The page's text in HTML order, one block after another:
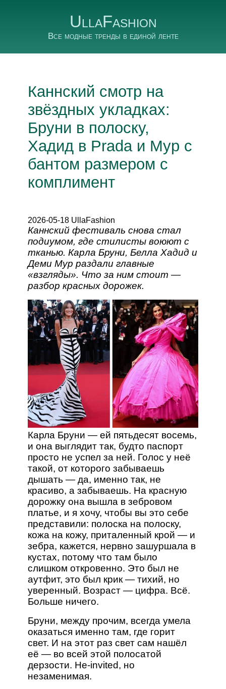
UllaFashion
Все модные тренды в единой ленте
Каннский смотр на
звёздных укладках:
Бруни в полоску,
Хадид в Prada и Мур с
бантом размером с
комплимент
2026-05-18 UllaFashion
Каннский фестиваль снова стал
подиумом, где стилисты воюют с
тканью. Карла Бруни, Белла Хадид и
Деми Мур раздали главные
«взгляды». Что за ним стоит —
разбор красных дорожек.
Карла Бруни — ей пятьдесят восемь,
и она выглядит так, будто паспорт
просто не успел за ней. Голос у неё
такой, от которого забываешь
дышать — да, именно так, не
красиво, а забываешь. На красную
дорожку она вышла в зебровом
платье, и я хочу, чтобы вы это себе
представили: полоска на полоску,
кожа на кожу, приталенный крой — и
зебра, кажется, нервно зашуршала в
кустах, потому что там было
слишком откровенно. Это был не
аутфит, это был крик — тихий, но
уверенный. Возраст — цифра. Всё.
Больше ничего.
Бруни, между прочим, всегда умела
оказаться именно там, где горит
свет. И на этот раз свет сам нашёл
её — во всей этой полосатой
дерзости. Не-invited, но
незаменимая.